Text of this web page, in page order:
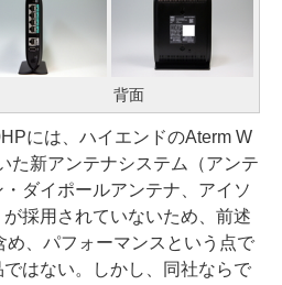
背面
には、ハイエンドのAterm W
た新アンテナシステム（アンテ
ダイポールアンテナ、アイソ
採用されていないため、前述
め、パフォーマンスという点で
ではない。しかし、同社ならで